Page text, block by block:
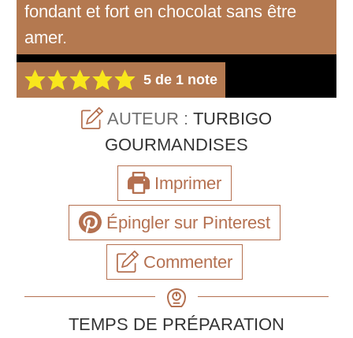
fondant et fort en chocolat sans être
amer.
5 de 1 note
AUTEUR :TURBIGO
GOURMANDISES
Imprimer
Épingler sur Pinterest
Commenter
TEMPS DE PRÉPARATION